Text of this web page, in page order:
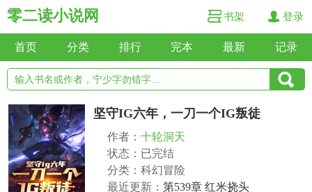
零二读小说网 书架 登录
首页 分类 排行 完本 最新 记录
坚守IG六年，一刀一个IG叛徒
作者： 十轮洞天
状态：已完结
分类：科幻冒险
最近更新： 第539章 红米挠头